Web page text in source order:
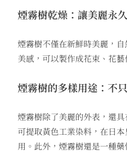
煙霧樹乾燥：讓美麗永
煙霧樹不僅在新鮮時美麗，
美感，可以製作成花束、花
煙霧樹的多樣用途：不
煙霧樹除了美麗的外表，還
可提取黃色工業染料，在日
用。此外，煙霧樹還是一種